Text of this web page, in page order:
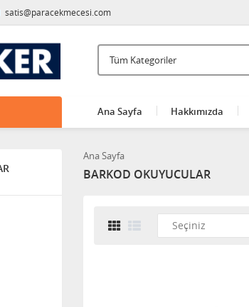
satis@paracekmecesi.com
Ana Sayfa Hakkımızda
Ana Sayfa
BARKOD OKUYUCULAR